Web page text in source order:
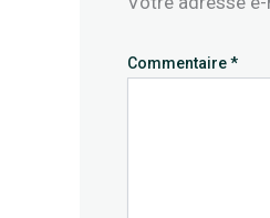
Commentaire*